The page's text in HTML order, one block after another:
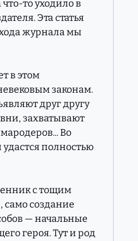
то уходило в
Эта статья
журнала мы
в этом
законам.
друг другу
захватывают
Во
полностью
с тощим
само создание
— начальные
героя. Тут и род